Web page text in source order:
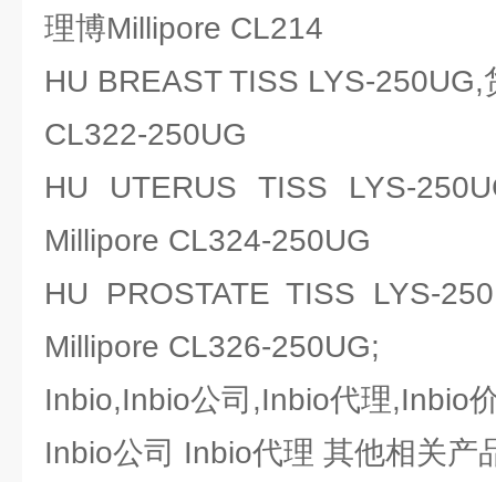
理博Millipore CL214
HU BREAST TISS LYS-
CL322-250UG
HU UTERUS TISS LYS-
Millipore CL324-250UG
HU PROSTATE TISS LYS-
Millipore CL326-250UG;
Inbio,Inbio公司,Inbio代理,Inbio
Inbio公司 Inbio代理 其他相关产